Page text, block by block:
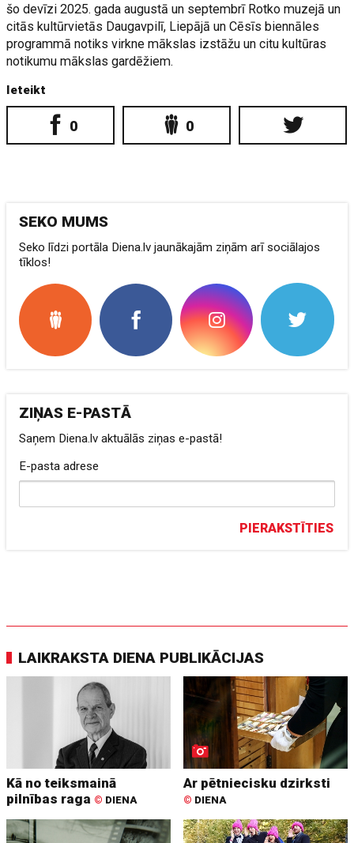
šo devīzi 2025. gada augustā un septembrī Rotko muzejā un
citās kultūrvietās Daugavpilī, Liepājā un Cēsīs biennāles
programmā notiks virkne mākslas izstāžu un citu kultūras
notikumu mākslas gardēžiem.
Ieteikt
0 0
SEKO MUMS
Seko līdzi portāla Diena.lv jaunākajām ziņām arī sociālajos
tīklos!
ZIŅAS E-PASTĀ
Saņem Diena.lv aktuālās ziņas e-pastā!
E-pasta adrese
PIERAKSTĪTIES
LAIKRAKSTA DIENA PUBLIKĀCIJAS
Kā no teiksmainā
pilnības raga © DIENA
Ar pētniecisku dzirksti
© DIENA